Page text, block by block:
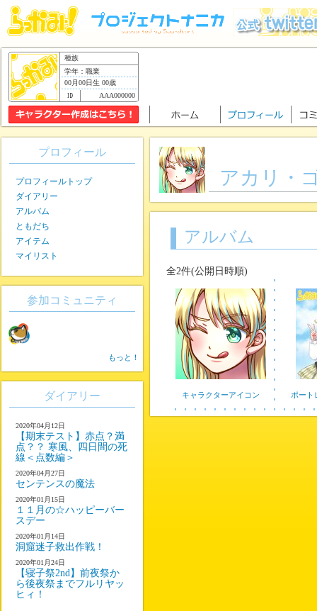
種族
学年：職業
00月00日生 00歳
AAA000000
アカリ・
アルバム
全2件(公開日時順)
キャラクターアイコン ポート
プロフィール
プロフィールトップ
ダイアリー
アルバム
ともだち
アイテム
マイリスト
参加コミュニティ
もっと！
ダイアリー
2020年04月12日
【期末テスト】赤点？満
点？？ 寒風、四日間の死
線＜点数編＞
2020年04月27日
センテンスの魔法
2020年01月15日
１１月の☆ハッピーバー
スデー
2020年01月14日
洞窟迷子救出作戦！
2020年01月24日
【寝子祭2nd】前夜祭か
ら後夜祭までフルリヤッ
ヒィ！